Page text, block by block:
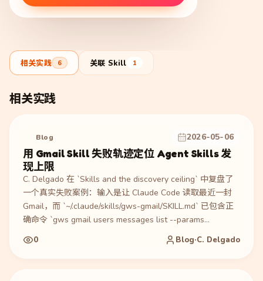
相关实践 6 关联 Skill 1
相关实践
Blog 2026-05-06
用 Gmail Skill 失败轨迹定位 Agent Skills 发
现上限
C. Delgado 在 `Skills and the discovery ceiling` 中复盘了
一个真实失败案例：输入是让 Claude Code 读取最近一封
Gmail，而 `~/.claude/skills/gws-gmail/SKILL.md` 已包含正
确命令 `gws gmail users messages list --params
'{"userId":"me","maxResults":1}'`。执行过程里，Agent 没有
读取该 Skill，而是连续跑 `gws --help`、误走未配置的内置
Gmail connector，并幻觉不存在的 `--last-email` flag。作
0 Blog·C. Delgado